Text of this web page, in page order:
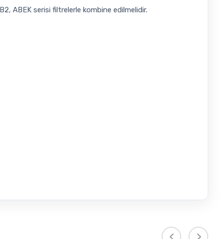
ABEK serisi filtrelerle kombine edilmelidir.